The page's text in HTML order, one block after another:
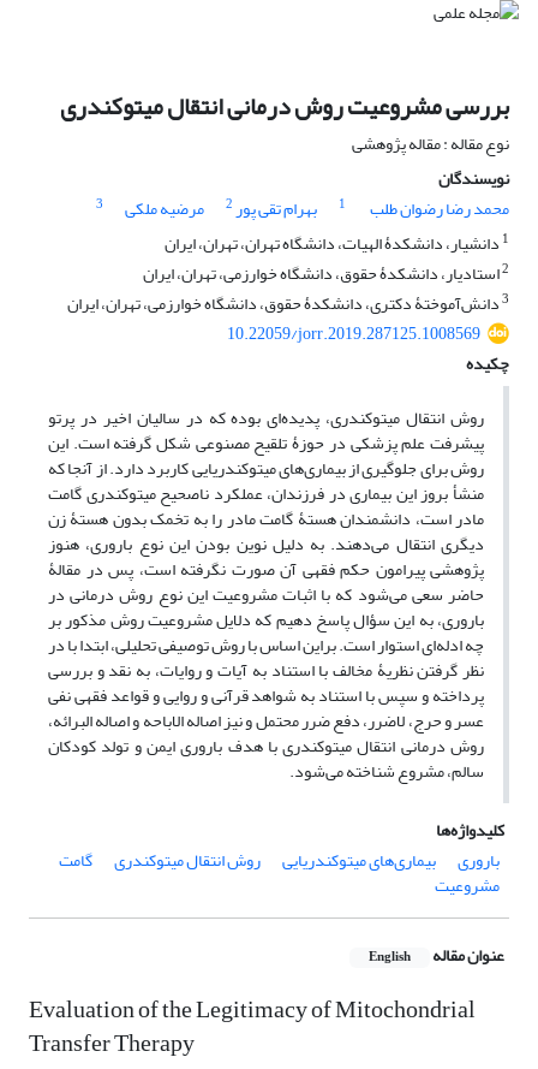
بررسی مشروعیت روش درمانی انتقال میتوکندری
نوع مقاله : مقاله پژوهشی
نویسندگان
محمد رضا رضوان طلب
1 بهرام تقی پور2 مرضیه ملکی
3
1 دانشیار، دانشکدۀ الهیات، دانشگاه تهران، تهران، ایران
2استادیار، دانشکدۀ حقوق، دانشگاه خوارزمی، تهران، ایران
3دانش‌آموختۀ دکتری، دانشکدۀ حقوق، دانشگاه خوارزمی، تهران، ایران
10.22059/jorr.2019.287125.1008569
چکیده
روش انتقال میتوکندری، پدیده‌ای بوده که در سالیان اخیر در پرتو
پیشرفت علم پزشکی در حوزۀ تلقیح مصنوعی شکل گرفته است. این
روش برای جلوگیری از بیماری‌های میتوکندریایی کاربرد دارد. از آنجا که
منشأ بروز این بیماری در فرزندان، عملکرد ناصحیح میتوکندری گامت
مادر است، دانشمندان هستۀ گامت مادر را به تخمک بدون هستۀ زن
دیگری انتقال می‌دهند. به دلیل نوین بودن این نوع باروری، هنوز
پژوهشی پیرامون حکم فقهی آن صورت نگرفته است، پس در مقالۀ
حاضر سعی می‌شود که با اثبات مشروعیت این نوع روش درمانی در
باروری، به این سؤال پاسخ دهیم که دلایل مشروعیت روش مذکور بر
چه ادله‌ای استوار است. براین اساس با روش توصیفی تحلیلی، ابتدا با در
نظر گرفتن نظریۀ مخالف با استناد به آیات و روایات، به نقد و بررسی
پرداخته و سپس با استناد به شواهد قرآنی و روایی و قواعد فقهی نفی
عسر و حرج، لاضرر، دفع ضرر محتمل و نیز اصاله الاباحه و اصاله البرائه،
روش درمانی انتقال میتوکندری با هدف باروری ایمن و تولد کودکان
سالم، مشروع شناخته می‌شود.
کلیدواژه‌ها
باروری
بیماری‌های میتوکندریایی روش انتقال میتوکندری گامت
مشروعیت
عنوان مقاله English
Evaluation of the Legitimacy of Mitochondrial
Transfer Therapy